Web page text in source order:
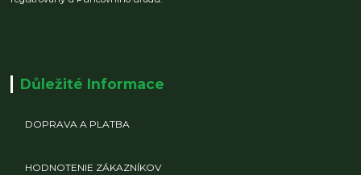
Důležité Informace
DOPRAVA A PLATBA
HODNOTENIE ZÁKAZNÍKOV